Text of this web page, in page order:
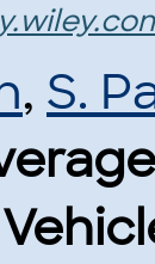
, S.